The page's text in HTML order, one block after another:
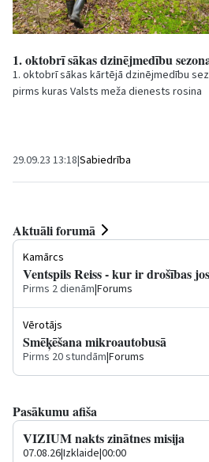
1. oktobrī sākas dzinējmedību
1. oktobrī sākas kārtējā dzinējmedību
pirms kuras Valsts meža dienests rosina
29.09.23 13:18|Sabiedrība
Aktuāli forumā
Kamārcs
Ventspils Reiss - kur ir drošības
Pirms 2 dienām|Forums
Vērotājs
Smēķēšana mikroautobusā
Pirms 20 stundām|Forums
Pasākumu afiša
VIZIUM nakts zinātnes misija
07.08.26|Izklaide|00:00